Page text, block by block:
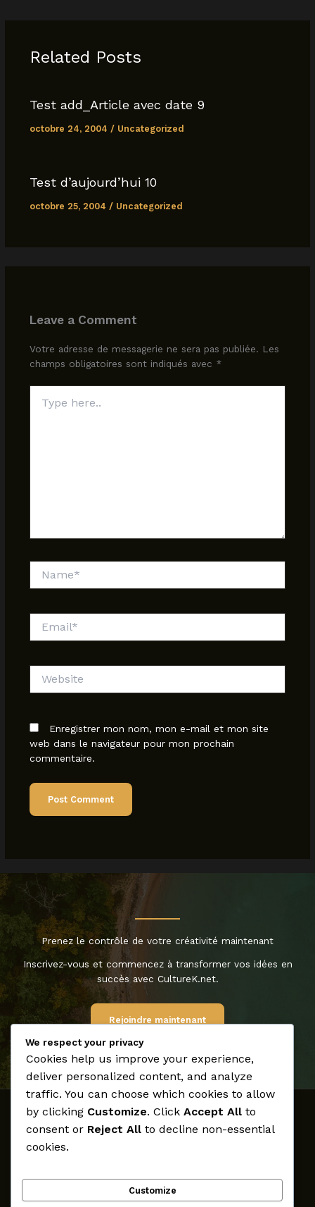
o
k
p
Related Posts
Test add_Article avec date 9
octobre 24, 2004 / Uncategorized
Test d’aujourd’hui 10
octobre 25, 2004 / Uncategorized
Leave a Comment
Votre adresse de messagerie ne sera pas publiée. Les
champs obligatoires sont indiqués avec *
here..
Enregistrer mon nom, mon e-mail et mon site
web dans le navigateur pour mon prochain
commentaire.
Prenez le contrôle de votre créativité maintenant
Inscrivez-vous et commencez à transformer vos idées en
succès avec CultureK.net.
Rejoindre maintenant
Accueil
Médias
Participer
We respect your privacy
Cookies help us improve your experience,
deliver personalized content, and analyze
traffic. You can choose which cookies to allow
by clicking Customize. Click Accept All to
consent or Reject All to decline non-essential
cookies.
Customize